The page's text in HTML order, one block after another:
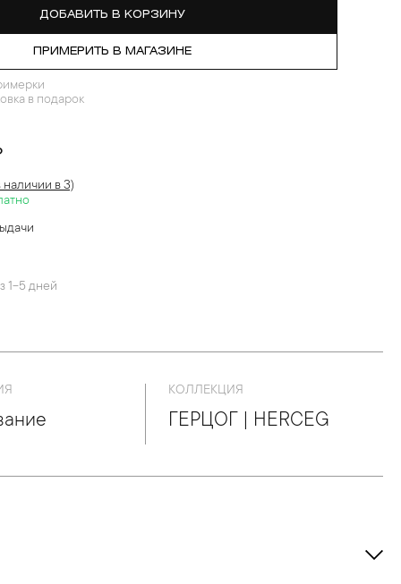
ДОБАВИТЬ В КОРЗИНУ
ПРИМЕРИТЬ В МАГАЗИНЕ
в подарок
наличии в 3)
1-5 дней
КОЛЛЕКЦИЯ
ГЕРЦОГ | HERCEG